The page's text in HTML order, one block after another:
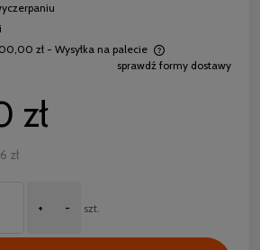
zł - Wysyłka na palecie
kosztów płatnościsprawdź formy dostawy
zł
zł
+ - szt.